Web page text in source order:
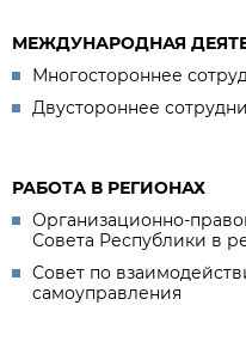
МЕЖДУНАРОДНАЯ
Многостороннее
Двустороннее
РАБОТА В РЕГИОНАХ
Организационно-
Совета Республики в
Совет по
самоуправления